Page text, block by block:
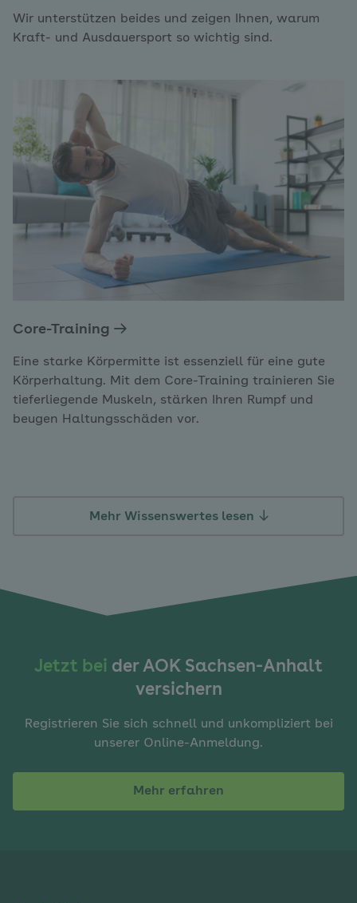
Wir unterstützen beides und zeigen Ihnen, warum
Kraft- und Ausdauersport so wichtig sind.
Core-Training
Eine starke Körpermitte ist essenziell für eine gute
Körperhaltung. Mit dem Core-Training trainieren Sie
tieferliegende Muskeln, stärken Ihren Rumpf und
beugen Haltungsschäden vor.
Mehr Wissenswertes lesen
Jetzt bei der AOK Sachsen-Anhalt
versichern
Registrieren Sie sich schnell und unkompliziert bei
unserer Online-Anmeldung.
Mehr erfahren